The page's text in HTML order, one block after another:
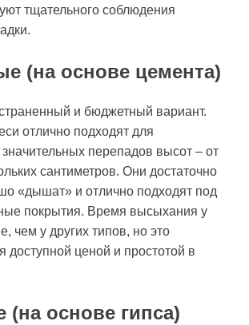
тщательного соблюдения
(на основе цемента)
и бюджетный вариант.
отлично подходят для
перепадов высот – от
сантиметров. Они достаточно
«дышат» и отлично подходят под
покрытия. Время высыхания у
чем у других типов, но это
доступной ценой и простотой в
(на основе гипса)